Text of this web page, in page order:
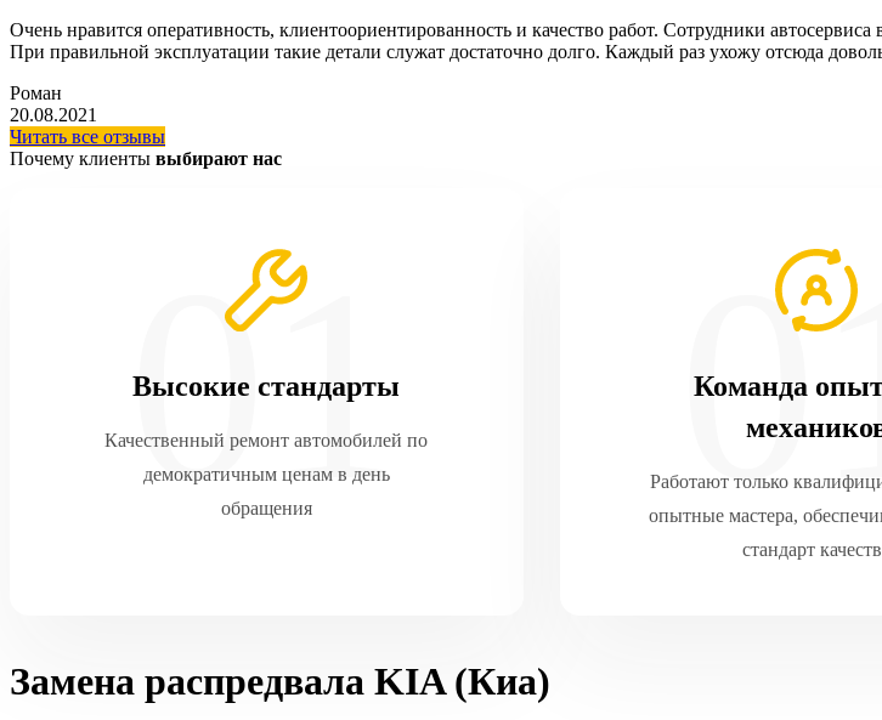
Очень нравится оперативность, клиентоориентированность и качество работ. Сотрудники
При правильной эксплуатации такие детали служат достаточно долго. Каждый раз ухожу отсюда
Роман
20.08.2021
Читать все отзывы
Почему клиенты выбирают нас
Высокие стандарты
Качественный ремонт автомобилей по
демократичным ценам в день
обращения
Команда
Работают только
опытные мастера,
стандарт
Замена распредвала KIA (Киа)